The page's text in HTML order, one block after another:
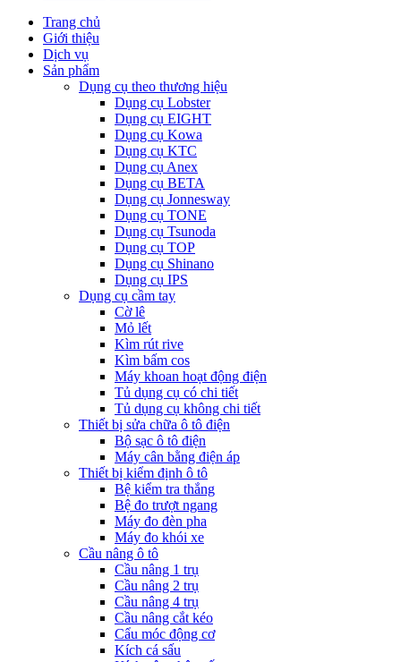
Trang chủ
Giới thiệu
Dịch vụ
Sản phẩm
Dụng cụ theo thương hiệu
Dụng cụ Lobster
Dụng cụ EIGHT
Dụng cụ Kowa
Dụng cụ KTC
Dụng cụ Anex
Dụng cụ BETA
Dụng cụ Jonnesway
Dụng cụ TONE
Dụng cụ Tsunoda
Dụng cụ TOP
Dụng cụ Shinano
Dụng cụ IPS
Dụng cụ cầm tay
Cờ lê
Mỏ lết
Kìm rút rive
Kìm bấm cos
Máy khoan hoạt động điện
Tủ dụng cụ có chi tiết
Tủ dụng cụ không chi tiết
Thiết bị sửa chữa ô tô điện
Bộ sạc ô tô điện
Máy cân bằng điện áp
Thiết bị kiểm định ô tô
Bệ kiểm tra thắng
Bệ đo trượt ngang
Máy đo đèn pha
Máy đo khói xe
Cầu nâng ô tô
Cầu nâng 1 trụ
Cầu nâng 2 trụ
Cầu nâng 4 trụ
Cầu nâng cắt kéo
Cẩu móc động cơ
Kích cá sấu